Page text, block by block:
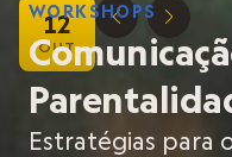
12
OUT
D E
WORKSHOPS
Estratégias para